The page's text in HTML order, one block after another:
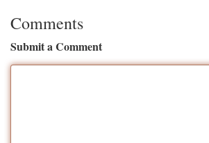
Comments
Submit a Comment